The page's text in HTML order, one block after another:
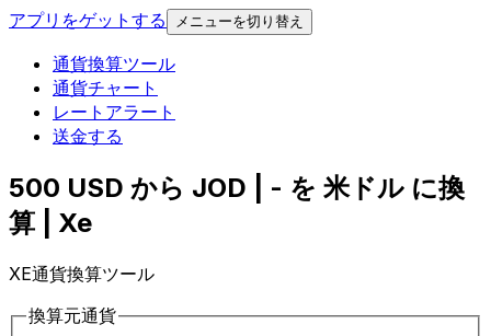
アプリをゲットする
メニューを切り替え
通貨換算ツール
通貨チャート
レートアラート
送金する
500 USD から JOD | - を 米ドル に換
算 | Xe
XE通貨換算ツール
換算元通貨